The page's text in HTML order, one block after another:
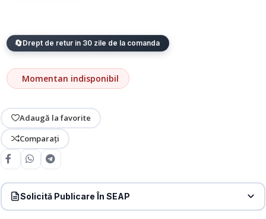
Drept de retur in 30 zile de la comanda
Momentan indisponibil
Adaugă la favorite
Comparați
Solicită Publicare În SEAP